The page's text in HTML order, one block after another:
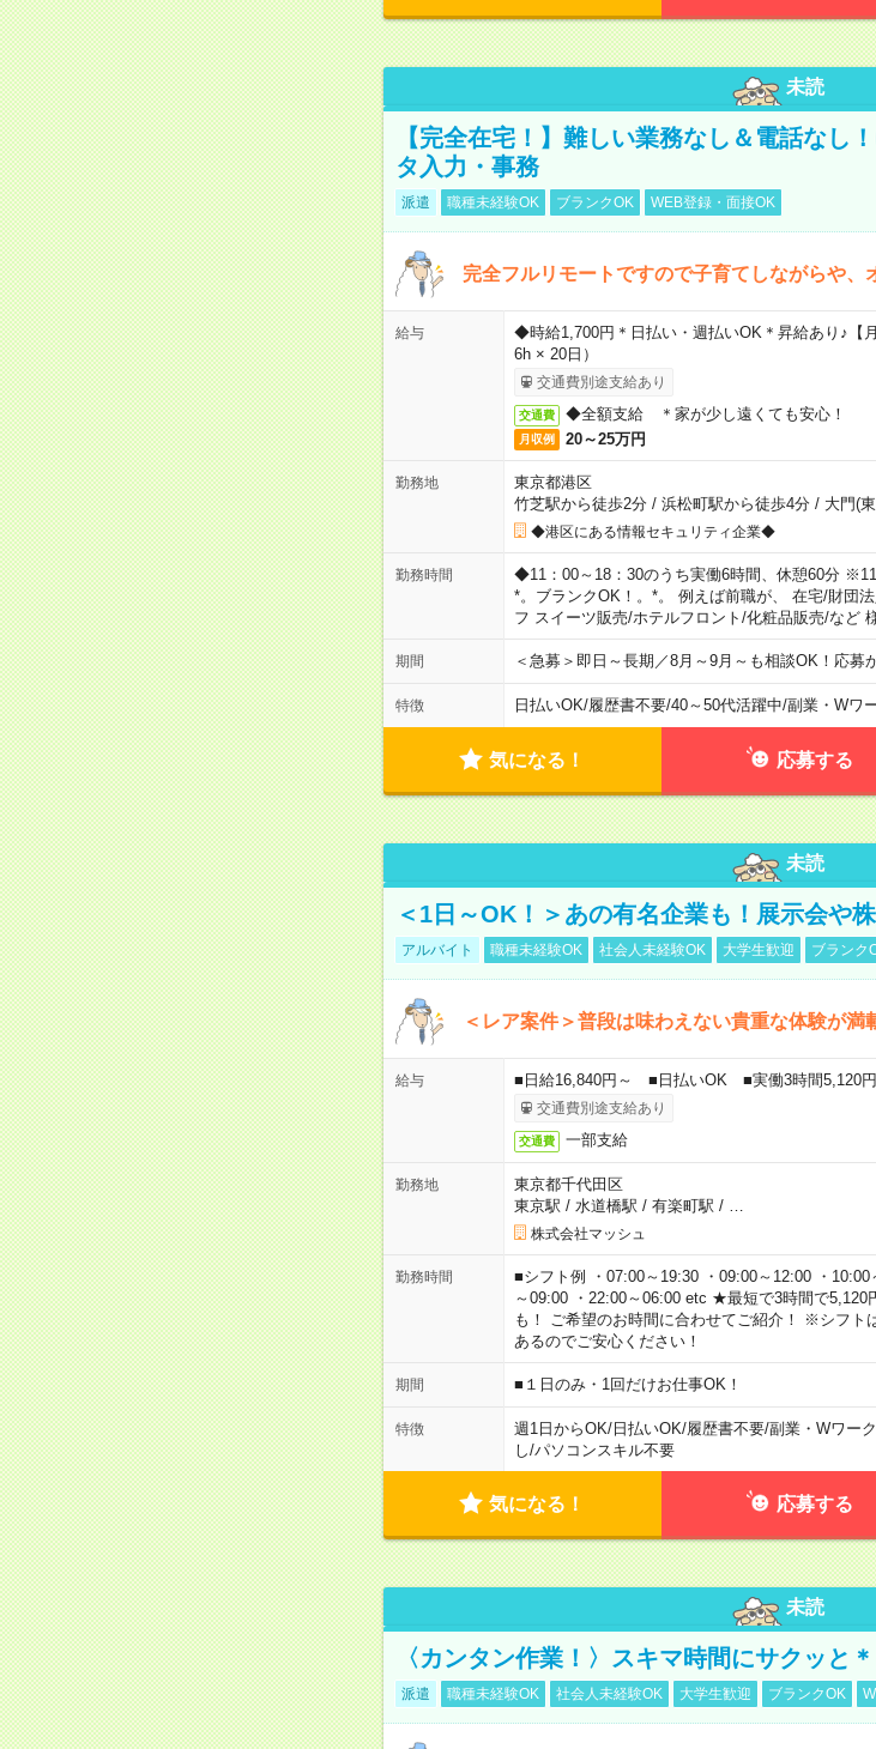
未読
【完全在宅！】難しい業務なし＆電話なし
タ入力・事務
派遣 職種未経験OK ブランクOK WEB登録・面接OK
完全フルリモートですので子育てしながらや、
給与
◆時給1,700円＊日払い・週払いOK＊昇給あり♪【
6h × 20日）
交通費別途支給あり
交通費 ◆全額支給 ＊家が少し遠くても安心！
月収例 20～25万円
勤務地
東京都港区
竹芝駅から徒歩2分/ 浜松町駅から徒歩4分/ 大門(
◆港区にある情報セキュリティ企業◆
勤務時間
◆11：00～18：30のうち実働6時間、休憩60分
*。ブランクOK！。*。 例えば前職が、 在宅/財団
フ スイーツ販売/ホテルフロント/化粧品販売/など
期間 ＜急募＞即日～長期／8月～9月～も相談OK！応募
特徴 日払いOK/履歴書不要/40～50代活躍中/副業・Wワ
気になる！ 応募する
未読
＜1日～OK！＞あの有名企業も！展示会や
アルバイト 職種未経験OK 社会人未経験OK 大学生歓迎 ブランク
＜レア案件＞普段は味わえない貴重な体験が満
給与 ■日給16,840円～ ■日払いOK ■実働3時間5,120円
交通費別途支給あり
交通費 一部支給
勤務地
東京都千代田区
東京駅 / 水道橋駅 / 有楽町駅 / …
株式会社マッシュ
勤務時間
■シフト例 ・07:00～19:30 ・09:00～12:00 ・
～09:00 ・22:00～06:00 etc ★最短で3時間で
も！ ご希望のお時間に合わせてご紹介！ ※シフ
あるのでご安心ください！
期間 ■１日のみ・1回だけお仕事OK！
特徴 週1日からOK/日払いOK/履歴書不要/副業・Wワー
し/パソコンスキル不要
気になる！ 応募する
未読
〈カンタン作業！〉スキマ時間にサクッと
派遣 職種未経験OK 社会人未経験OK 大学生歓迎 ブランクOK